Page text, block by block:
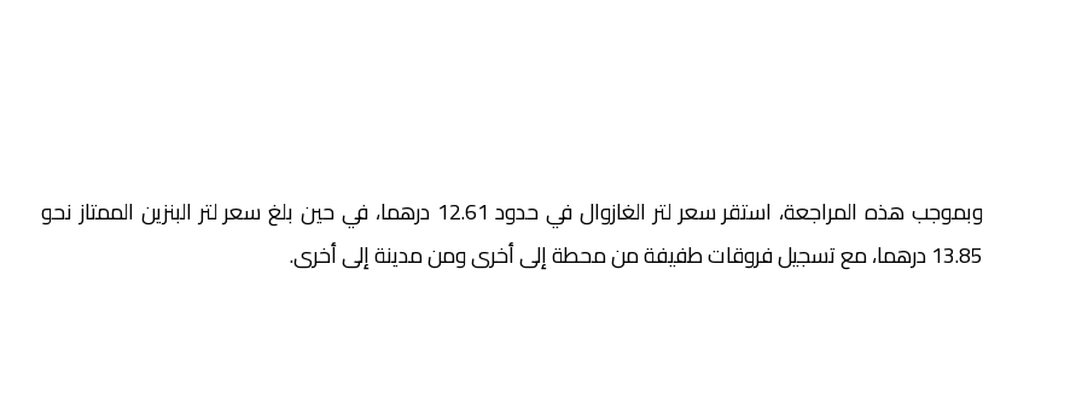
وبموجب هذه المراجعة، استقر سعر لتر الغازوال في حدود 12.61 درهما، في حين بلغ سعر لتر البنزين الممتاز نحو
13.85 درهما، مع تسجيل فروقات طفيفة من محطة إلى أخرى ومن مدينة إلى أخرى.